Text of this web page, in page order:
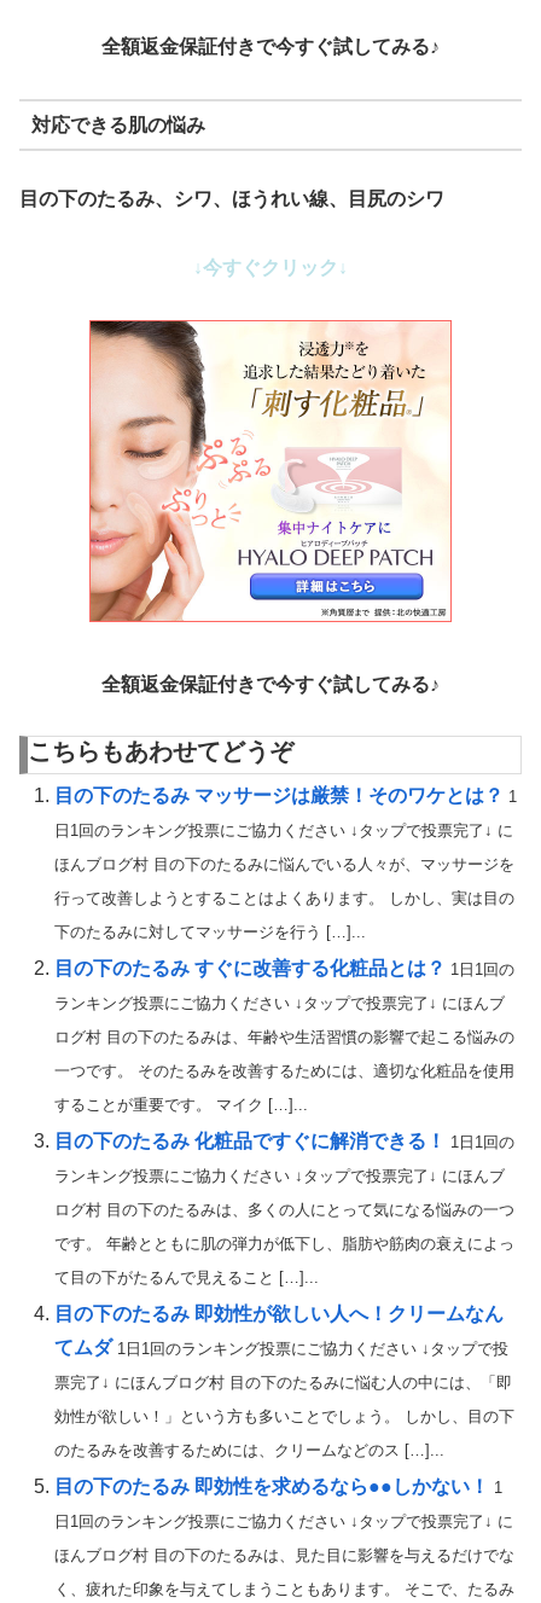
全額返金保証付きで今すぐ試してみる♪
対応できる肌の悩み
目の下のたるみ、シワ、ほうれい線、目尻のシワ
↓今すぐクリック↓
全額返金保証付きで今すぐ試してみる♪
こちらもあわせてどうぞ
目の下のたるみ マッサージは厳禁！そのワケとは？ 1
日1回のランキング投票にご協力ください ↓タップで投票完了↓ に
ほんブログ村 目の下のたるみに悩んでいる人々が、マッサージを
行って改善しようとすることはよくあります。 しかし、実は目の
下のたるみに対してマッサージを行う […]...
目の下のたるみ すぐに改善する化粧品とは？ 1日1回の
ランキング投票にご協力ください ↓タップで投票完了↓ にほんブ
ログ村 目の下のたるみは、年齢や生活習慣の影響で起こる悩みの
一つです。 そのたるみを改善するためには、適切な化粧品を使用
することが重要です。 マイク […]...
目の下のたるみ 化粧品ですぐに解消できる！
1日1回の
ランキング投票にご協力ください ↓タップで投票完了↓ にほんブ
ログ村 目の下のたるみは、多くの人にとって気になる悩みの一つ
です。 年齢とともに肌の弾力が低下し、脂肪や筋肉の衰えによっ
て目の下がたるんで見えること […]...
目の下のたるみ 即効性が欲しい人へ！クリームなん
てムダ 1日1回のランキング投票にご協力ください ↓タップで投
票完了↓ にほんブログ村 目の下のたるみに悩む人の中には、「即
効性が欲しい！」という方も多いことでしょう。 しかし、目の下
のたるみを改善するためには、クリームなどのス […]...
目の下のたるみ 即効性を求めるなら●●しかない！
1
日1回のランキング投票にご協力ください ↓タップで投票完了↓ に
ほんブログ村 目の下のたるみは、見た目に影響を与えるだけでな
く、疲れた印象を与えてしまうこともあります。 そこで、たるみ